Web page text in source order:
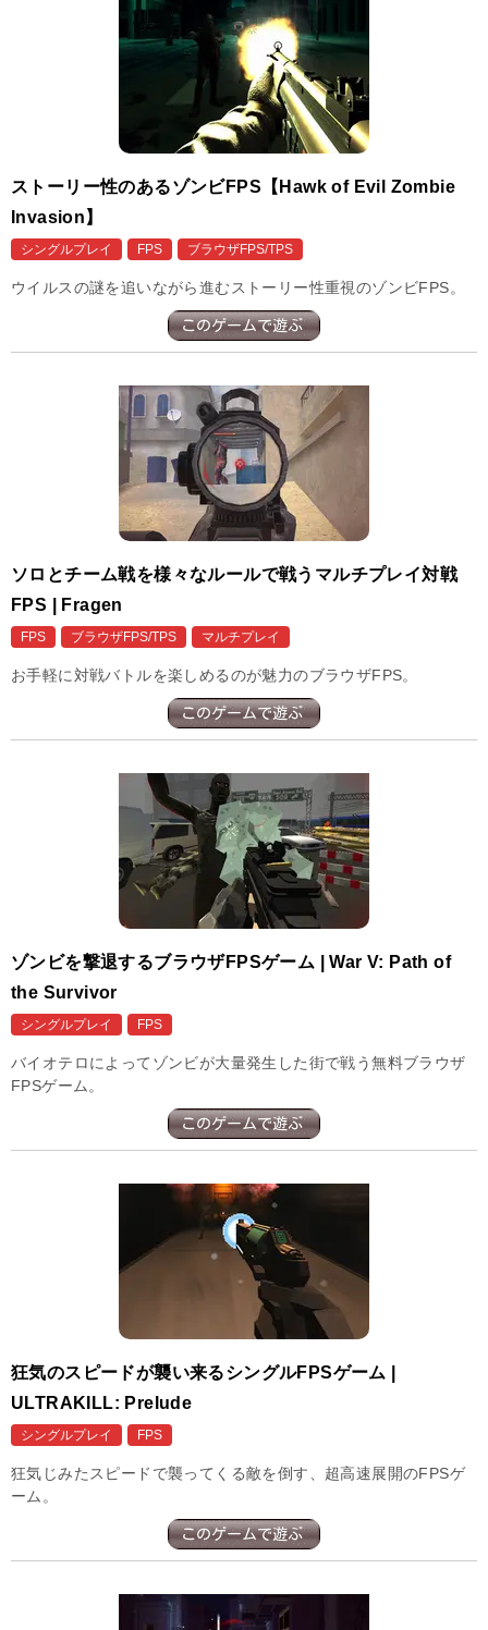
ストーリー性のあるゾンビFPS【Hawk of Evil Zombie
Invasion】
シングルプレイ FPS ブラウザFPS/TPS
ウイルスの謎を追いながら進むストーリー性重視のゾンビFPS。
ソロとチーム戦を様々なルールで戦うマルチプレイ対戦
FPS | Fragen
FPS ブラウザFPS/TPS マルチプレイ
お手軽に対戦バトルを楽しめるのが魅力のブラウザFPS。
ゾンビを撃退するブラウザFPSゲーム | War V: Path of
the Survivor
シングルプレイ FPS
バイオテロによってゾンビが大量発生した街で戦う無料ブラウザ
FPSゲーム。
狂気のスピードが襲い来るシングルFPSゲーム |
ULTRAKILL: Prelude
シングルプレイ FPS
狂気じみたスピードで襲ってくる敵を倒す、超高速展開のFPSゲ
ーム。